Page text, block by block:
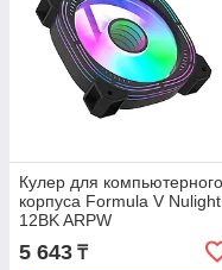
Кулер для компьютерного
корпуса Formula V Nulight
12BK ARPW
5 643 ₸